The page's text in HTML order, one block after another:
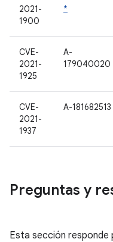
2021-
1900
*
CVE-
2021-
1925
A-
179040020
CVE-
2021-
1937
A-181682513
Preguntas y
Esta sección responde